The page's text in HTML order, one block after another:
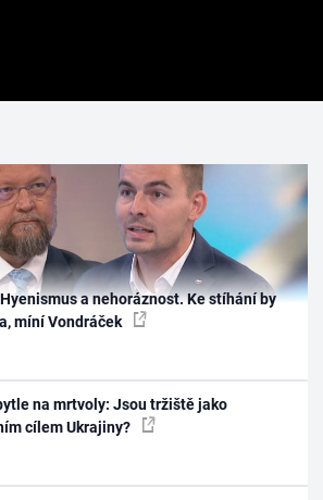
a nehoráznost. Ke stíhání by
míní Vondráček
na mrtvoly: Jsou tržiště jako
cílem Ukrajiny?